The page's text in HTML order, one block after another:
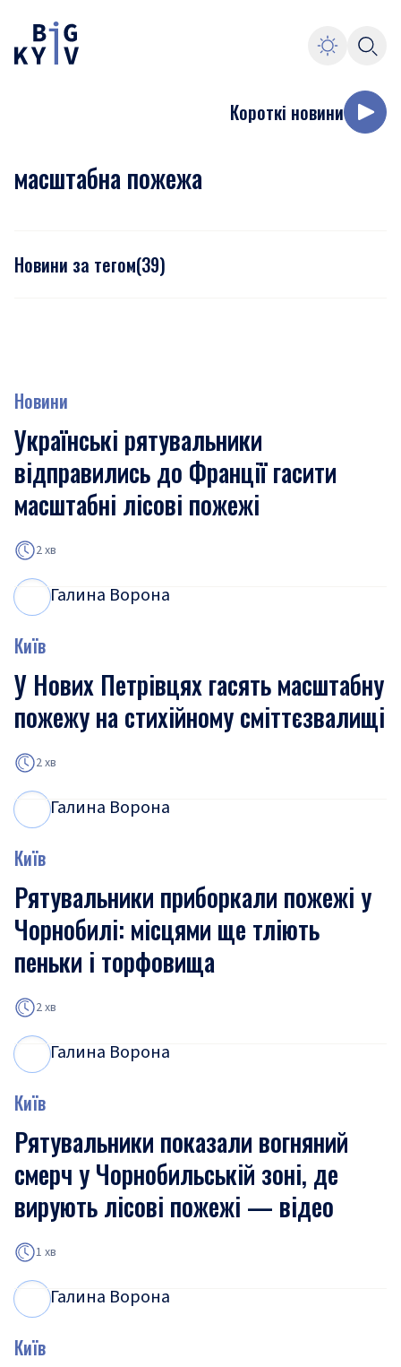
Короткі новини
масштабна пожежа
Новини за тегом(39)
Новини
Українські рятувальники
відправились до Франції гасити
масштабні лісові пожежі
2 хв
Галина Ворона
Київ
У Нових Петрівцях гасять масштабну
пожежу на стихійному сміттєзвалищі
2 хв
Галина Ворона
Київ
Рятувальники приборкали пожежі у
Чорнобилі: місцями ще тліють
пеньки і торфовища
2 хв
Галина Ворона
Київ
Рятувальники показали вогняний
смерч у Чорнобильській зоні, де
вирують лісові пожежі — відео
1 хв
Галина Ворона
Київ